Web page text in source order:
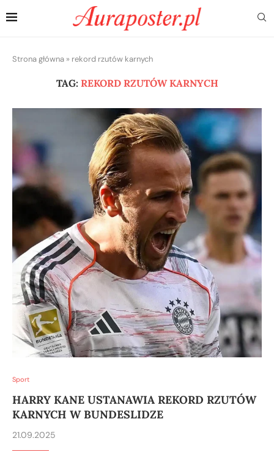
Strona główna » rekord rzutów karnych
TAG: REKORD RZUTÓW KARNYCH
Sport
HARRY KANE USTANAWIA REKORD RZUTÓW
KARNYCH W BUNDESLIDZE
21.09.2025